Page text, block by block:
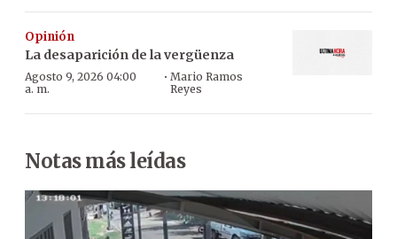
Opinión
La desaparición de la vergüenza
Agosto 9, 2026 04:00
a. m.
· Mario Ramos
Reyes
Notas más leídas